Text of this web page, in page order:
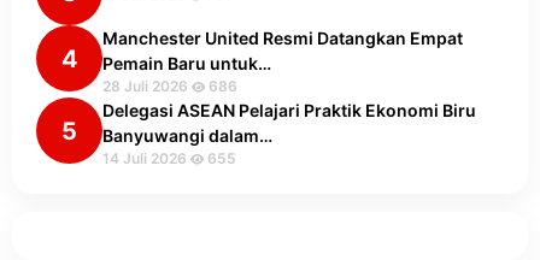
4
Manchester United Resmi Datangkan Empat
Pemain Baru untuk…
28 Juli 2026 686
5
Delegasi ASEAN Pelajari Praktik Ekonomi Biru
Banyuwangi dalam…
14 Juli 2026 655